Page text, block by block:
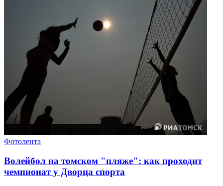
Фотолента
Волейбол на томском "пляже": как проходит
чемпионат у Дворца спорта